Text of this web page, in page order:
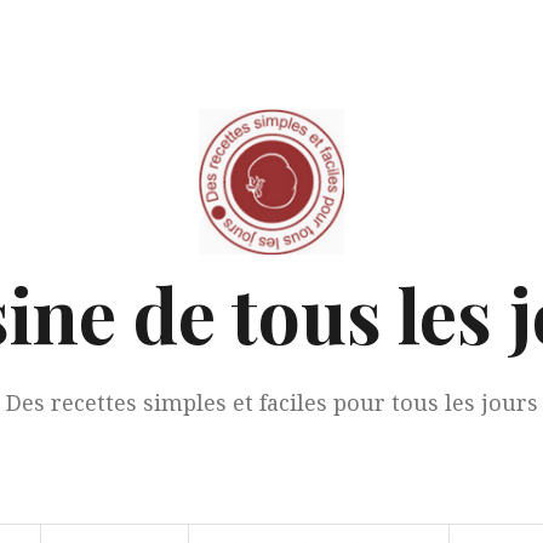
de tous les
Des recettes simples et faciles pour tous les jours